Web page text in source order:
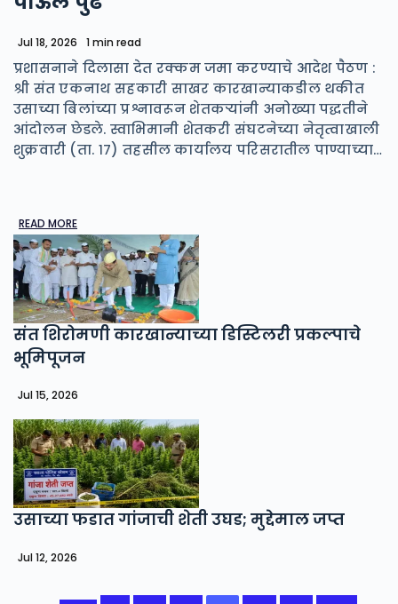
Jul 18, 2026 1 min read
प्रशासनाने दिलासा देत रक्कम जमा करण्याचे आदेश पैठण :
श्री संत एकनाथ सहकारी साखर कारखान्याकडील थकीत
उसाच्या बिलांच्या प्रश्नावरून शेतकऱ्यांनी अनोख्या पद्धतीने
आंदोलन छेडले. स्वाभिमानी शेतकरी संघटनेच्या नेतृत्वाखाली
शुक्रवारी (ता. १७) तहसील कार्यालय परिसरातील पाण्याच्या…
READ MORE
संत शिरोमणी कारखान्याच्या डिस्टिलरी प्रकल्पाचे
भूमिपूजन
Jul 15, 2026
उसाच्या फडात गांजाची शेती उघड; मुद्देमाल जप्त
Jul 12, 2026